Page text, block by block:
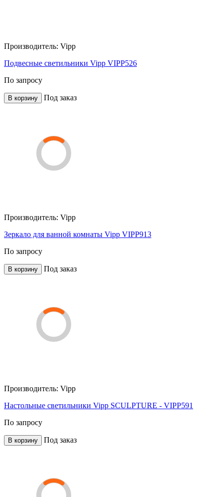
Производитель: Vipp
Подвесные светильники Vipp VIPP526
По запросу
В корзину Под заказ
Производитель: Vipp
Зеркало для ванной комнаты Vipp VIPP913
По запросу
В корзину Под заказ
Производитель: Vipp
Настольные светильники Vipp SCULPTURE - VIPP591
По запросу
В корзину Под заказ